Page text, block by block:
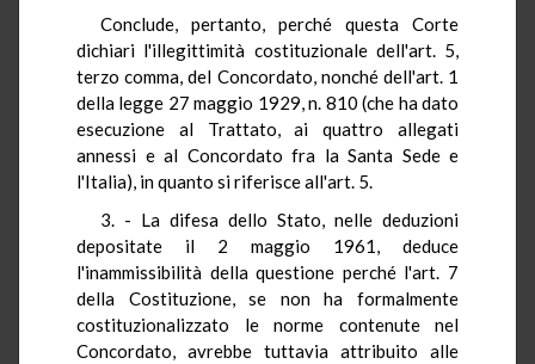
Conclude, pertanto, perché questa Corte
dichiari l'illegittimità costituzionale dell'art. 5,
terzo comma, del Concordato, nonché dell'art. 1
della legge 27 maggio 1929, n. 810 (che ha dato
esecuzione al Trattato, ai quattro allegati
annessi e al Concordato fra la Santa Sede e
l'Italia), in quanto si riferisce all'art. 5.
3. - La difesa dello Stato, nelle deduzioni
depositate il 2 maggio 1961, deduce
l'inammissibilità della questione perché l'art. 7
della Costituzione, se non ha formalmente
costituzionalizzato le norme contenute nel
Concordato, avrebbe tuttavia attribuito alle